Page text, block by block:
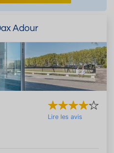
Adour
Lire les avis